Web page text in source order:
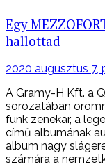
content
Egy
hallottad
Posted
2020 augusztus 7,
A Gramy-H Kft. a
sorozatában
funk zenekar, a
című albumának
album nagy
számára a